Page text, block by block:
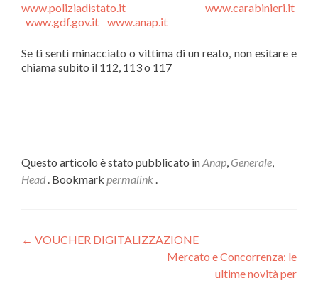
www.poliziadistato.it
www.carabinieri.it
www.gdf.gov.it
www.anap.it
Se ti senti minacciato o vittima di un reato, non esitare e
chiama subito il 112, 113 o 117
Questo articolo è stato pubblicato inAnap, Generale,
Head . Bookmark permalink .
Navigazione
← VOUCHER DIGITALIZZAZIONE
Mercato e Concorrenza: le
ultime novità per